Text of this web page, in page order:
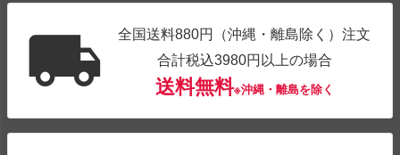
全国送料880円（沖縄・離島除く）注文
合計税込3980円以上の場合
送料無料※沖縄・離島を除く